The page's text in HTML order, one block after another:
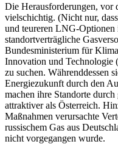
Die Herausforderungen, vor
vielschichtig. (Nicht nur,
und teureren LNG-Optionen
standortverträgliche
Bundesministerium für
Innovation und
zu suchen. Währenddessen
Energiezukunft durch den
machen ihre Standorte
attraktiver als Österreich.
Maßnahmen verursachte
russischem Gas aus
nicht vorgegangen wurde.